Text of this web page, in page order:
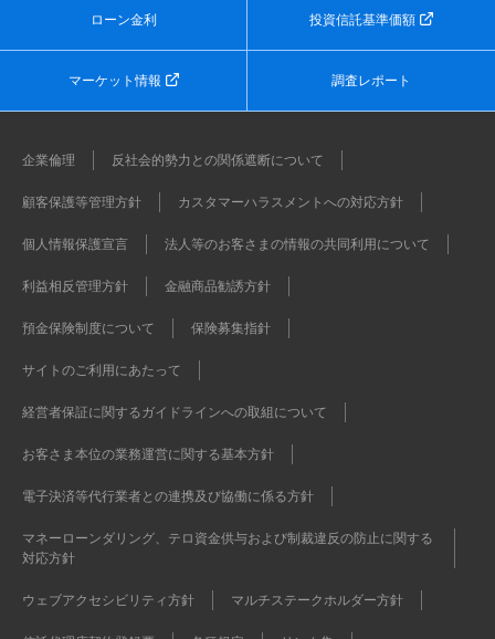
ローン金利 投資信託基準価額
マーケット情報 調査レポート
企業倫理 反社会的勢力との関係遮断について
顧客保護等管理方針 カスタマーハラスメントへの対応方針
個人情報保護宣言 法人等のお客さまの情報の共同利用について
利益相反管理方針 金融商品勧誘方針
預金保険制度について 保険募集指針
サイトのご利用にあたって
経営者保証に関するガイドラインへの取組について
お客さま本位の業務運営に関する基本方針
電子決済等代行業者との連携及び協働に係る方針
マネーローンダリング、テロ資金供与および制裁違反の防止に関する
対応方針
ウェブアクセシビリティ方針 マルチステークホルダー方針